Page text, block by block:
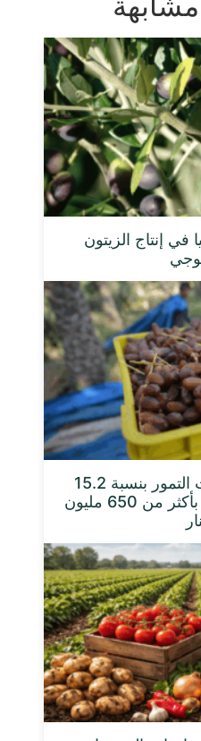
في إنتاج الزيتون
إرتفاع قيمة صادرات التمور بنسبة 15.2
بالمائة، و التي قدرت بأكثر من 650 مليون